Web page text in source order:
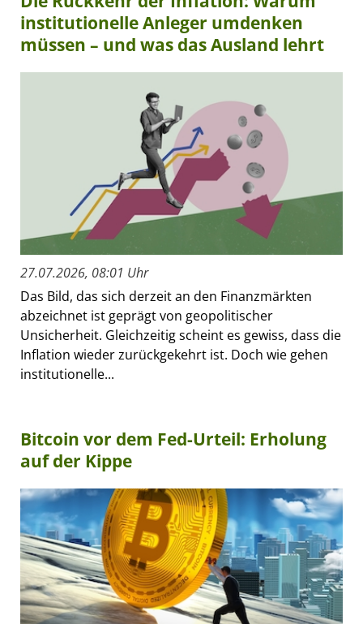
institutionelle Anleger umdenken
müssen – und was das Ausland lehrt
27.07.2026, 08:01 Uhr
Das Bild, das sich derzeit an den Finanzmärkten
abzeichnet ist geprägt von geopolitischer
Unsicherheit. Gleichzeitig scheint es gewiss, dass die
Inflation wieder zurückgekehrt ist. Doch wie gehen
institutionelle...
Bitcoin vor dem Fed-Urteil: Erholung
auf der Kippe